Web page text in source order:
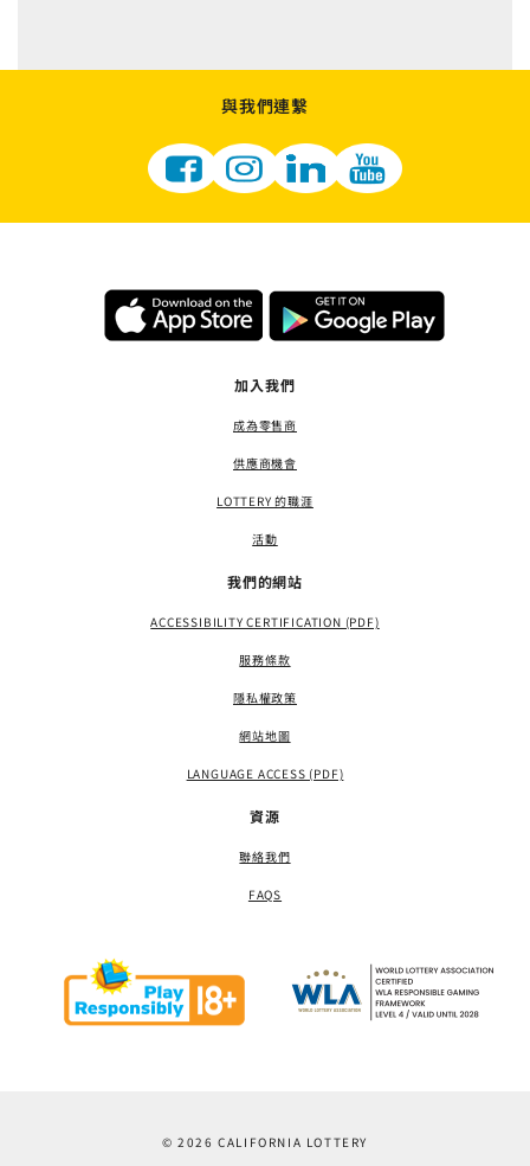
與我們連繫
加入我們
成為零售商
供應商機會
LOTTERY 的職涯
活動
我們的網站
ACCESSIBILITY CERTIFICATION (PDF)
服務條款
隱私權政策
網站地圖
LANGUAGE ACCESS (PDF)
資源
聯絡我們
FAQS
© 2026 CALIFORNIA LOTTERY